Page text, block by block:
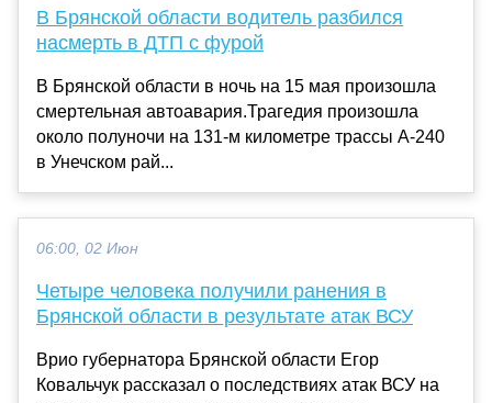
В Брянской области водитель разбился
насмерть в ДТП с фурой
В Брянской области в ночь на 15 мая произошла
смертельная автоавария.Трагедия произошла
около полуночи на 131-м километре трассы А-240
в Унечском рай...
06:00, 02 Июн
Четыре человека получили ранения в
Брянской области в результате атак ВСУ
Врио губернатора Брянской области Егор
Ковальчук рассказал о последствиях атак ВСУ на